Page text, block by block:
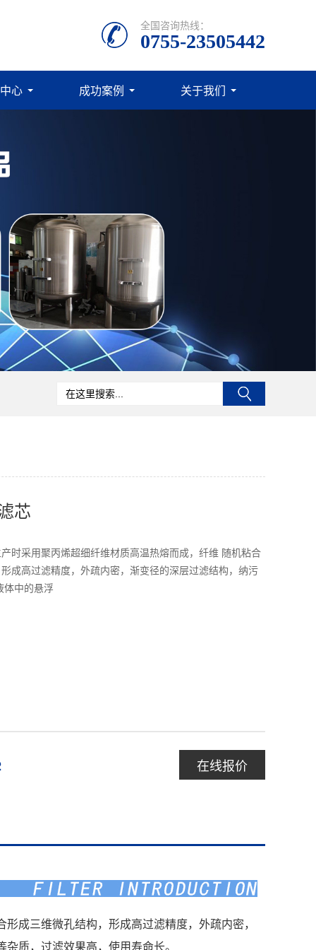
全国咨询热线：
0755-23505442
心 成功案例 关于我们
芯
时采用聚丙烯超细纤维材质高温热熔而成，纤维 随机粘合
成高过滤精度，外疏内密，渐变径的深层过滤结构，纳污
体中的悬浮
在线报价
成三维微孔结构，形成高过滤精度，外疏内密，
质，过滤效果高，使用寿命长。